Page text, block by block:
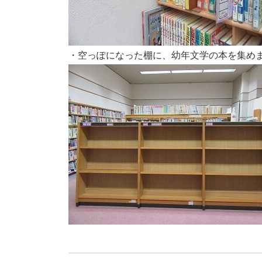
・空っぽになった棚に、幼年文学の本を集め